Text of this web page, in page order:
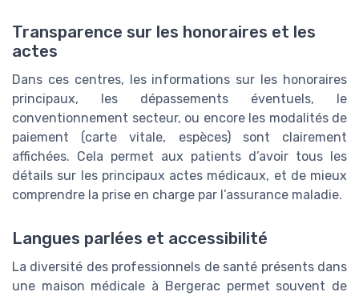
Transparence sur les honoraires et les
actes
Dans ces centres, les informations sur les honoraires
principaux, les dépassements éventuels, le
conventionnement secteur, ou encore les modalités de
paiement (carte vitale, espèces) sont clairement
affichées. Cela permet aux patients d’avoir tous les
détails sur les principaux actes médicaux, et de mieux
comprendre la prise en charge par l’assurance maladie.
Langues parlées et accessibilité
La diversité des professionnels de santé présents dans
une maison médicale à Bergerac permet souvent de